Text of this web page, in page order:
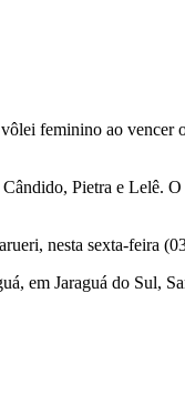
feminino ao
Pietra e Lelê.
nesta sexta-feira
em Jaraguá do Sul,